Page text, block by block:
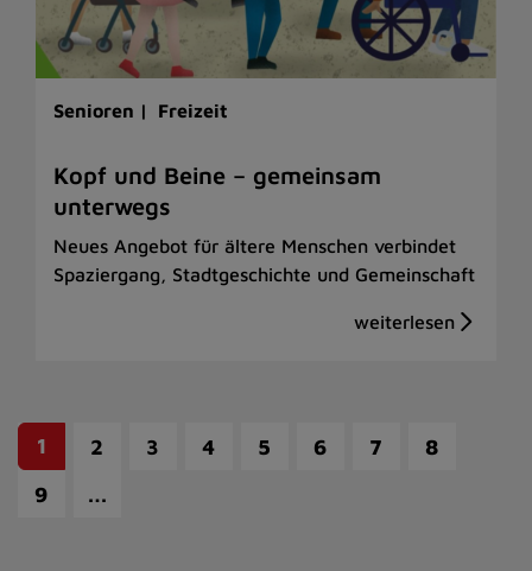
Senioren | Freizeit
Kopf und Beine – gemeinsam
unterwegs
Neues Angebot für ältere Menschen verbindet
Spaziergang, Stadtgeschichte und Gemeinschaft
1 2 3 4 5 6 7
8
9
…